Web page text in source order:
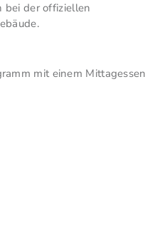
bei der offiziellen
mit einem Mittagessen